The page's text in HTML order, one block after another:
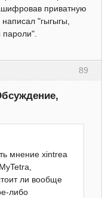
приватную
"гыгыгы,
89
мнение xintrea
ли вообще
либо